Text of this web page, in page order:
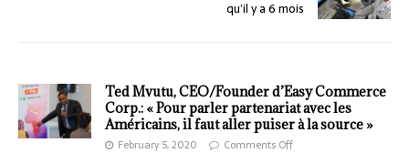
qu’il y a 6 mois
Ted Mvutu, CEO/Founder d’Easy Commerce
Corp.: « Pour parler partenariat avec les
Américains, il faut aller puiser à la source »
February 5, 2020 Comments Off